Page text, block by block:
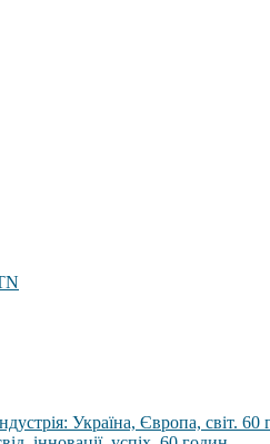
Україна, Європа, світ. 60